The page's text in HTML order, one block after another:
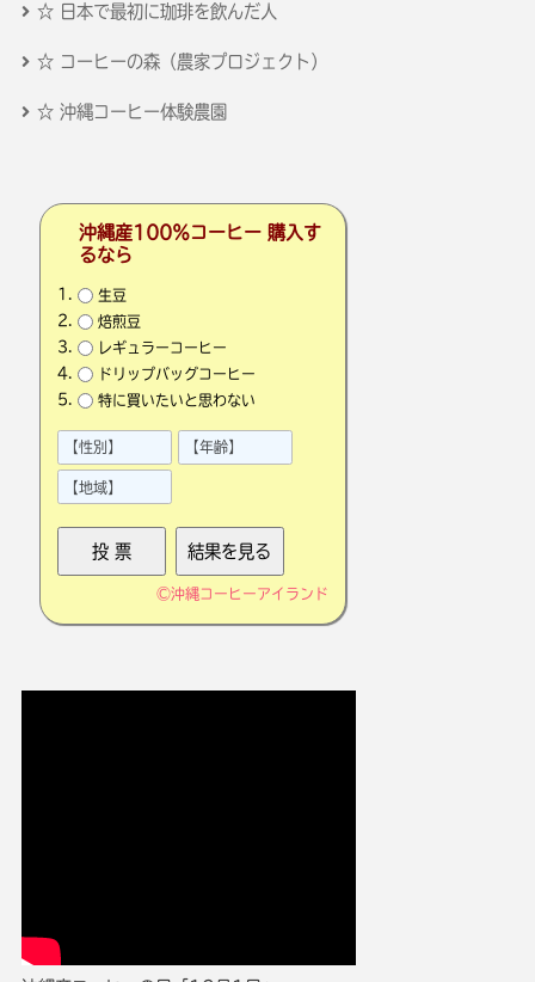
☆ 日本で最初に珈琲を飲んだ人
☆ コーヒーの森（農家プロジェクト）
☆ 沖縄コーヒー体験農園
沖縄産100％コーヒー 購入す
るなら
生豆
焙煎豆
レギュラーコーヒー
ドリップバッグコーヒー
特に買いたいと思わない
©沖縄コーヒーアイランド